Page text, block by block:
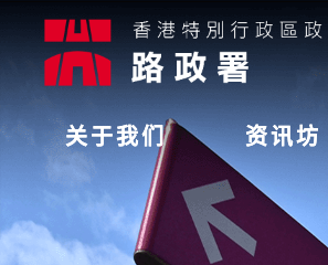
关于我们 资讯坊